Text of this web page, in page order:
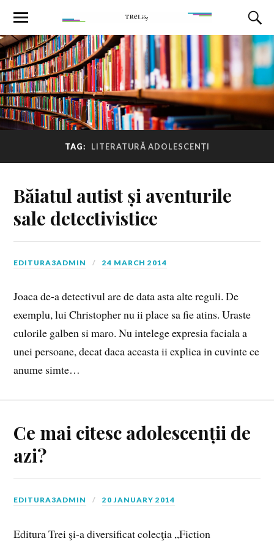
TAG: LITERATURĂ ADOLESCENȚI
Băiatul autist și aventurile
sale detectivistice
EDITURA3ADMIN 24 MARCH 2014
Joaca de-a detectivul are de data asta alte reguli. De
exemplu, lui Christopher nu ii place sa fie atins. Uraste
culorile galben si maro. Nu intelege expresia faciala a
unei persoane, decat daca aceasta ii explica in cuvinte ce
anume simte…
Ce mai citesc adolescenții de
azi?
EDITURA3ADMIN 20 JANUARY 2014
Editura Trei şi-a diversificat colecţia „Fiction